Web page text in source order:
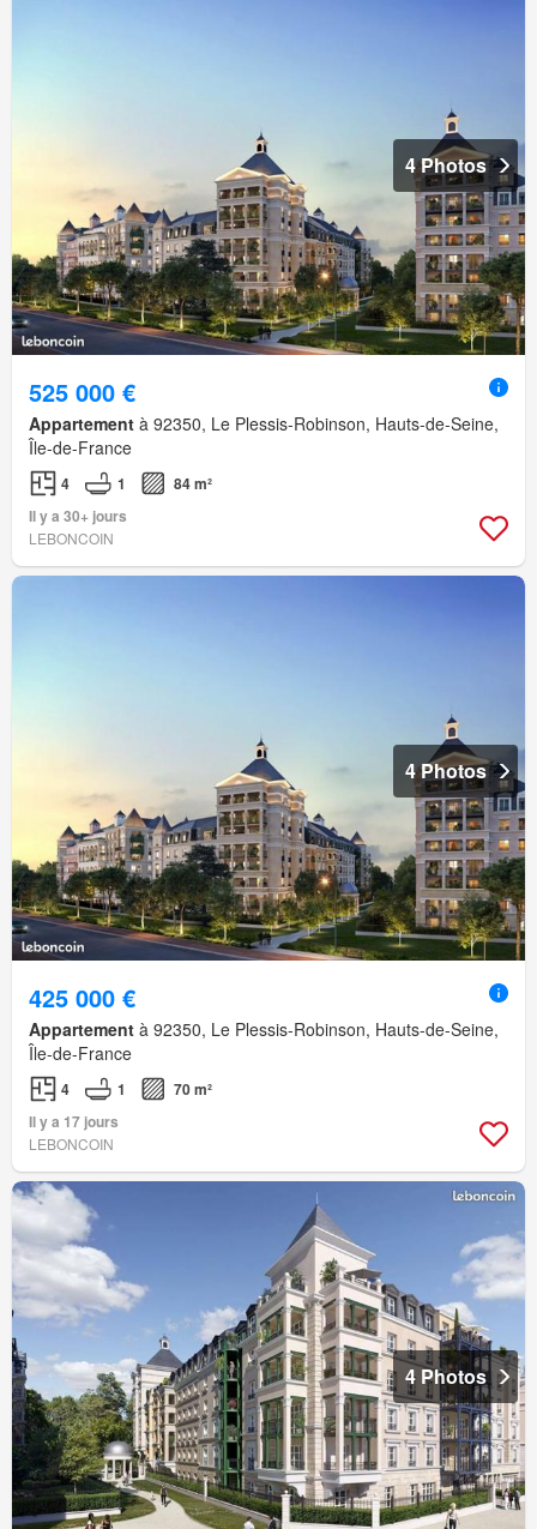
4 Photos
525 000 €
Appartement à 92350, Le Plessis-Robinson, Hauts-de-Seine,
Île-de-France
4 1
84 m²
Il y a 30+ jours
LEBONCOIN
4 Photos
425 000 €
Appartement à 92350, Le Plessis-Robinson, Hauts-de-Seine,
Île-de-France
4 1
70 m²
Il y a 17 jours
LEBONCOIN
4 Photos